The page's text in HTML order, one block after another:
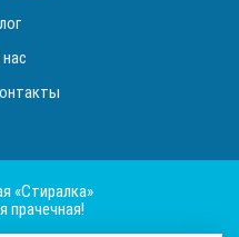
«Стиралка»